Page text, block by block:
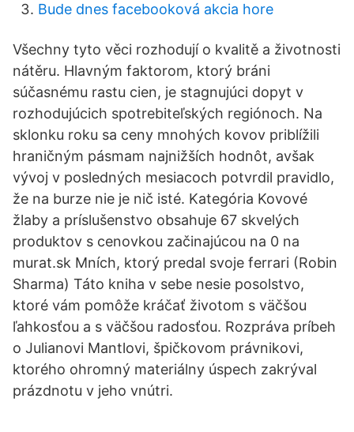
Bude dnes facebooková akcia hore
Všechny tyto věci rozhodují o kvalitě a životnosti
nátěru. Hlavným faktorom, ktorý bráni
súčasnému rastu cien, je stagnujúci dopyt v
rozhodujúcich spotrebiteľských regiónoch. Na
sklonku roku sa ceny mnohých kovov priblížili
hraničným pásmam najnižších hodnôt, avšak
vývoj v posledných mesiacoch potvrdil pravidlo,
že na burze nie je nič isté. Kategória Kovové
žlaby a príslušenstvo obsahuje 67 skvelých
produktov s cenovkou začinajúcou na 0 na
murat.sk Mních, ktorý predal svoje ferrari (Robin
Sharma) Táto kniha v sebe nesie posolstvo,
ktoré vám pomôže kráčať životom s väčšou
ľahkosťou a s väčšou radosťou. Rozpráva príbeh
o Julianovi Mantlovi, špičkovom právnikovi,
ktorého ohromný materiálny úspech zakrýval
prázdnotu v jeho vnútri.